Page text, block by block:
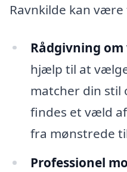
Ravnkilde kan
Rådgivning
hjælp til at
matcher din stil
findes et væld
fra mønstrede
Professionel